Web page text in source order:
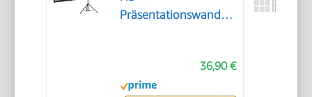
Präsentationswand
Rolloleinwand ​160-
36,90 €